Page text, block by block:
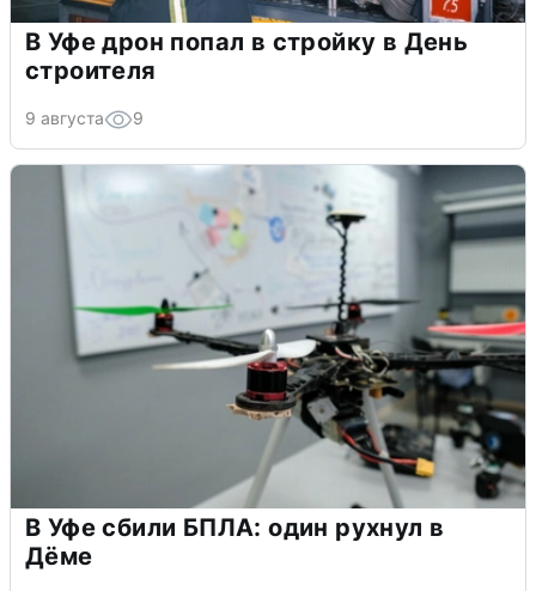
В Уфе дрон попал в стройку в День
строителя
9 августа 9
В Уфе сбили БПЛА: один рухнул в
Дёме